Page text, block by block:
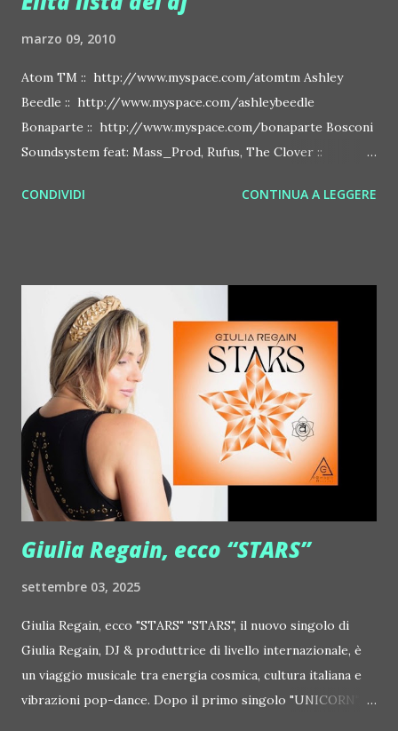
marzo 09, 2010
Atom TM :: http://www.myspace.com/atomtm Ashley
Beedle :: http://www.myspace.com/ashleybeedle
Bonaparte :: http://www.myspace.com/bonaparte Bosconi
Soundsystem feat: Mass_Prod, Rufus, The Clover ::
http://www.myspace.com/benderbyetone Chapelier Fou ::
Deian :: http://www.myspace.com/deiansong Dixon ::
http://www.myspace.com/justdixon Frivolous ::
http://www.myspace.com/frivolouslive Frost ::
http://www.myspace.com/frostnorway Gonzales ::
http://www.myspace.com/gonzpiration Italian Laptop
Orchestra feat. Alessio Bertallot Jimmy Edgar ::
http://www.myspace.com/colorstrip Jon Hopkins ::
http://www.myspace.com/jonhopkins Le Luci della
Centrale Elettrica Loco Dice ::
http://www.myspace.com/locod...
CONDIVIDI CONTINUA A LEGGERE
Giulia Regain, ecco “STARS”
settembre 03, 2025
Giulia Regain, ecco "STARS" "STARS", il nuovo singolo di
Giulia Regain, DJ & produttrice di livello internazionale, è
un viaggio musicale tra energia cosmica, cultura italiana e
vibrazioni pop-dance. Dopo il primo singolo "UNICORN",